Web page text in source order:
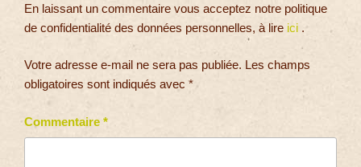
En laissant un commentaire vous acceptez notre politique
de confidentialité des données personnelles, à lire ici .
Votre adresse e-mail ne sera pas publiée. Les champs
obligatoires sont indiqués avec *
Commentaire *